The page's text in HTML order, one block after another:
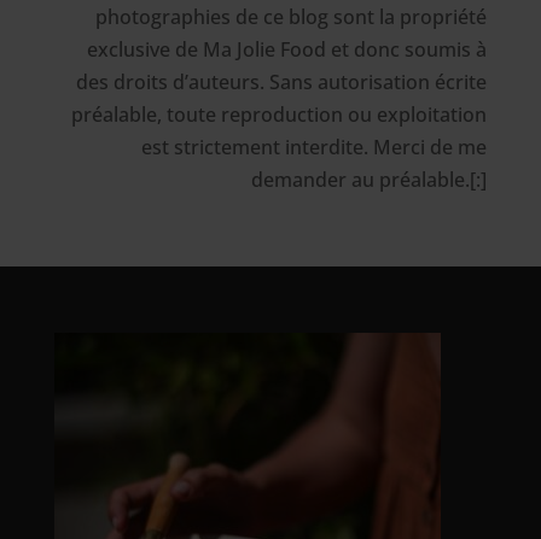
photographies de ce blog sont la propriété
exclusive de Ma Jolie Food et donc soumis à
des droits d’auteurs. Sans autorisation écrite
préalable, toute reproduction ou exploitation
est strictement interdite. Merci de me
demander au préalable.[:]